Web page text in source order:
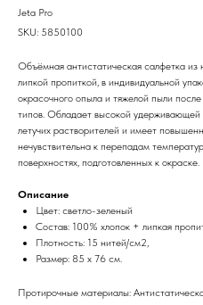
Jeta Pro
SKU: 5850100
Объёмная антистатическая салфетка из
липкой пропиткой, в индивидуальной
окрасочного опыла и тяжелой пыли
типов. Обладает высокой
летучих растворителей и имеет
нечувствительна к перепадам
поверхностях, подготовленных к окраске.
Описание
Цвет: светло-зеленый
Состав: 100% хлопок + липкая
Плотность: 15 нитей/см2,
Размер: 85 х 76 см.
Протирочные материалы: